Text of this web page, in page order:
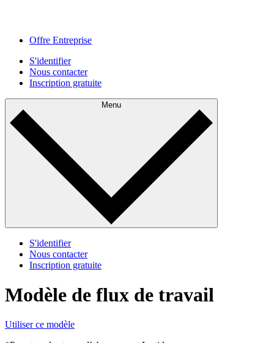
Offre Entreprise
S'identifier
Nous contacter
Inscription gratuite
Menu
S'identifier
Nous contacter
Inscription gratuite
Modèle de flux de travail
Utiliser ce modèle